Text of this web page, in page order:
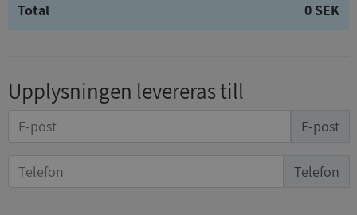
Total 0 SEK
Upplysningen levereras till
E-post
Telefon